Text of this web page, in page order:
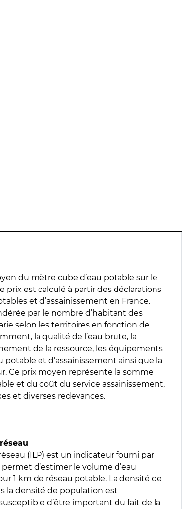
du mètre cube d’eau potable sur le
prix est calculé à partir des déclarations
et d’assainissement en France.
par le nombre d’habitant des
selon les territoires en fonction de
la qualité de l’eau brute, la
de la ressource, les équipements
potable et d’assainissement ainsi que la
Ce prix moyen représente la somme
et du coût du service assainissement,
et diverses redevances.
(ILP) est un indicateur fourni par
d’estimer le volume d’eau
1 km de réseau potable. La densité de
la densité de population est
d’être important du fait de la